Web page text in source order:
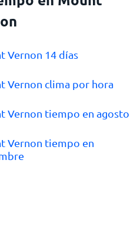
Vernon 14 días
Vernon clima por hora
Vernon tiempo en agosto
Vernon tiempo en